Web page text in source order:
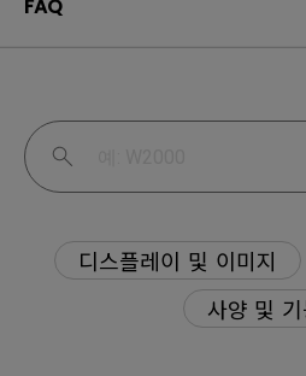
FAQ
디스플레이 및 이미지
사양 및